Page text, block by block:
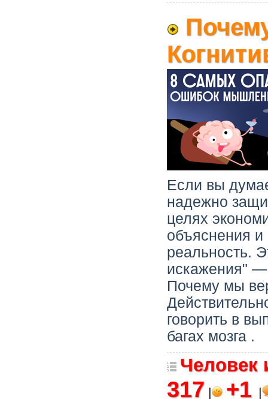
Если вы
надежно
целях
объяснения
реальность.
искажения" —
Почему мы
говорить в
багах мозга .
Человек
317 +1